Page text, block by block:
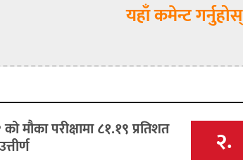
यहाँ कमेन्ट गर्नुहोस्
मौका परीक्षामा ८१.१९ प्रतिशत २.